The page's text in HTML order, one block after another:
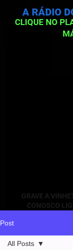
GRAVE A
CONOSCO
CLIQUE NO
A RÁDIO
Post
All Posts